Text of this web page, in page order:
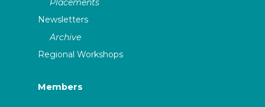
Placements
Newsletters
Archive
Regional Workshops
Members